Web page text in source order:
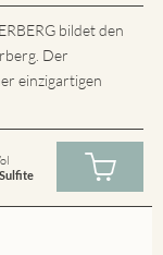
bildet den
Der
einzigartigen
Sulfite